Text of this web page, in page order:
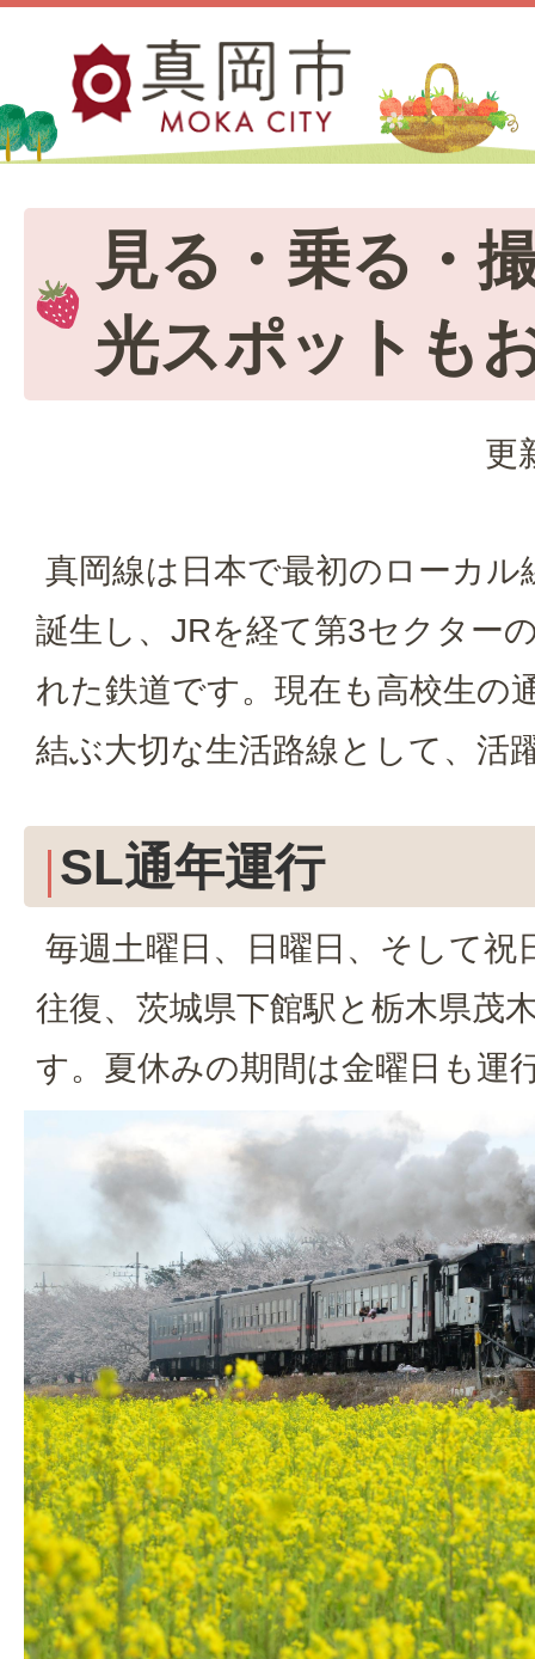
見る・乗る・
光スポットも
更
真岡線は日本で最初のローカ
誕生し、JRを経て第3セクター
れた鉄道です。現在も高校生の
結ぶ大切な生活路線として、活
SL通年運行
毎週土曜日、日曜日、そして祝
往復、茨城県下館駅と栃木県茂
す。夏休みの期間は金曜日も運